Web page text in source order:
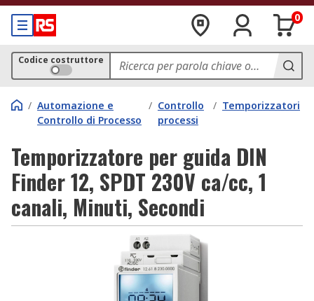
0
Codice costruttore
/ Automazione e
Controllo di Processo
/ Controllo
processi
/ Temporizzatori
Temporizzatore per guida DIN
Finder 12, SPDT 230V ca/cc, 1
canali, Minuti, Secondi